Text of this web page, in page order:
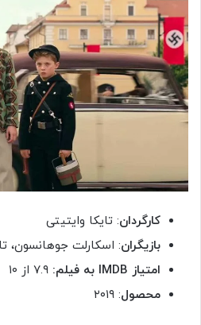
کارگردان: تایکا وایتیتی
بازیگران: اسکارلت جوهانسون،
امتیاز IMDB به فیلم:
محصول: ۲۰۱۹